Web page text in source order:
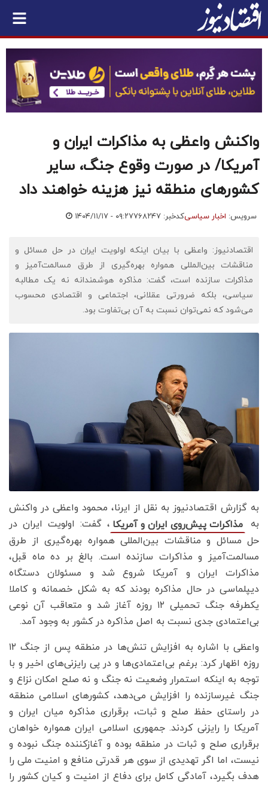
واکنش واعظی به مذاکرات ایران و
آمریکا/ در صورت وقوع جنگ، سایر
کشورهای منطقه نیز هزینه خواهند داد
سرویس: اخبار سیاسیکدخبر: ۷۶۸۲۴۷ ۱۴۰۴/۱۱/۱۷ - ۰۹:۲۷
اقتصادنیوز: واعظی با بیان اینکه اولویت ایران در حل مسائل و
مناقشات بین‌المللی همواره بهره‌گیری از طرق مسالمت‌آمیز و
مذاکرات سازنده است، گفت: مذاکره هوشمندانه نه یک مطالبه
سیاسی، بلکه ضرورتی عقلانی، اجتماعی و اقتصادی محسوب
می‌شود که نمی‌توان نسبت به آن بی‌تفاوت بود.
به گزارش اقتصادنیوز به نقل از ایرنا، محمود واعظی در واکنش
به
مذاکرات پیش‌روی ایران و آمریکا ، گفت: اولویت ایران در
حل مسائل و مناقشات بین‌المللی همواره بهره‌گیری از طرق
مسالمت‌آمیز و مذاکرات سازنده است. بالغ بر ده ماه قبل،
مذاکرات ایران و آمریکا شروع شد و مسئولان دستگاه
دیپلماسی در حال مذاکره بودند که به شکل خصمانه و کاملا
یکطرفه جنگ تحمیلی ۱۲ روزه آغاز شد و متعاقب آن نوعی
بی‌اعتمادی جدی نسبت به اصل مذاکره در کشور به وجود آمد.
واعظی با اشاره به افزایش تنش‌ها در منطقه پس از جنگ ۱۲
روزه اظهار کرد: برغم بی‌اعتمادی‌ها و در پی رایزنی‌های اخیر و با
توجه به اینکه استمرار وضعیت نه جنگ و نه صلح امکان نزاع و
جنگ غیرسازنده را افزایش می‌دهد، کشورهای اسلامی منطقه
در راستای حفظ صلح و ثبات، برقراری مذاکره میان ایران و
آمریکا را رایزنی کردند. جمهوری اسلامی ایران همواره خواهان
برقراری صلح و ثبات در منطقه بوده و آغازکننده جنگ نبوده و
نیست، اما اگر تهدیدی از سوی هر قدرتی منافع و امنیت ملی را
هدف بگیرد، آمادگی کامل برای دفاع از امنیت و کیان کشور را